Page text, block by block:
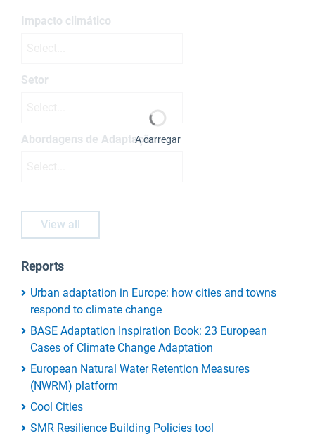
Impacto climático
Setor
Abordagens de AdaptaçãoA carregar
View all
Reports
Urban adaptation in Europe: how cities and towns
respond to climate change
BASE Adaptation Inspiration Book: 23 European
Cases of Climate Change Adaptation
European Natural Water Retention Measures
(NWRM) platform
Cool Cities
SMR Resilience Building Policies tool